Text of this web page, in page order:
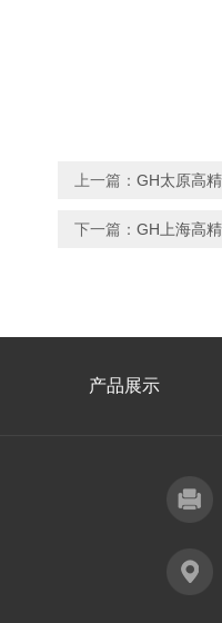
上一篇： GH太原高
下一篇： GH上海高
产品展示